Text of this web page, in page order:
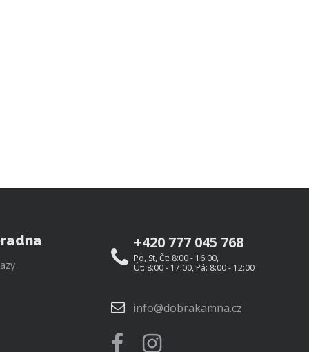
+420 777 045 768
Po, St, Čt: 8:00 - 16:00,
Út: 8:00 - 17:00, Pá: 8:00 - 12:00
info@dobrakamna.cz